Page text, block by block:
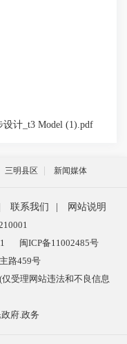
计_t3 Model (1).pdf
三明县区 新闻媒体
联系我们
网站说明
闽ICP备11002485号
路459号
受理网站违法和不良信息
府.政务